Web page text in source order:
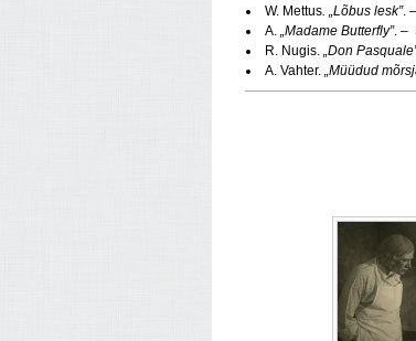
W. Mettus. „Lõbus lesk”.
A. „Madame Butterfly”. –
R. Nugis. „Don
A. Vahter. „Müüdud